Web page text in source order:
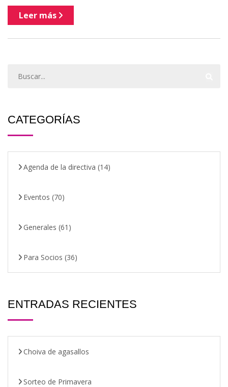
Leer más
CATEGORÍAS
Agenda de la directiva (14)
Eventos (70)
Generales (61)
Para Socios (36)
ENTRADAS RECIENTES
Choiva de agasallos
Sorteo de Primavera